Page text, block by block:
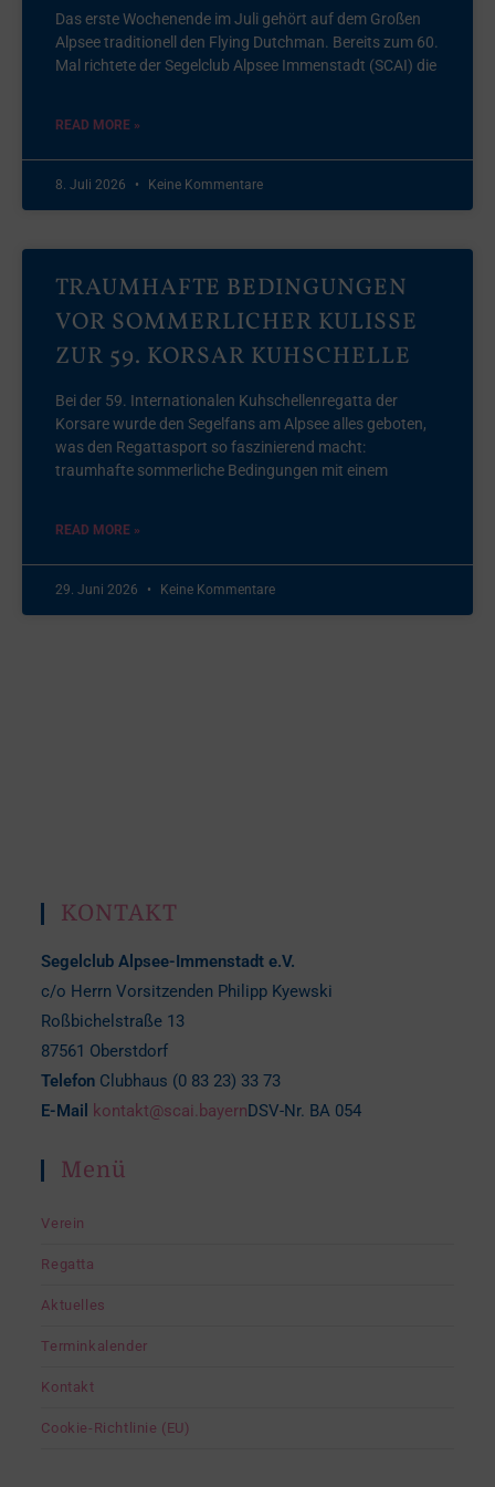
Das erste Wochenende im Juli gehört auf dem Großen
Alpsee traditionell den Flying Dutchman. Bereits zum 60.
Mal richtete der Segelclub Alpsee Immenstadt (SCAI) die
READ MORE »
8. Juli 2026 Keine Kommentare
TRAUMHAFTE BEDINGUNGEN
VOR SOMMERLICHER KULISSE
ZUR 59. KORSAR KUHSCHELLE
Bei der 59. Internationalen Kuhschellenregatta der
Korsare wurde den Segelfans am Alpsee alles geboten,
was den Regattasport so faszinierend macht:
traumhafte sommerliche Bedingungen mit einem
READ MORE »
29. Juni 2026 Keine Kommentare
KONTAKT
Segelclub Alpsee-Immenstadt e.V.
c/o Herrn Vorsitzenden Philipp Kyewski
Roßbichelstraße 13
87561 Oberstdorf
Telefon Clubhaus (0 83 23) 33 73
E-Mail
kontakt@scai.bayernDSV-Nr. BA 054
Menü
Verein
Regatta
Aktuelles
Terminkalender
Kontakt
Cookie-Richtlinie (EU)